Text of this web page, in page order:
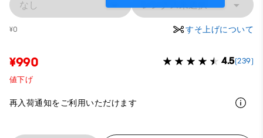
なし レングス未選択
¥0 すそ上げについて
¥990 4.5(239)
値下げ
再入荷通知をご利用いただけます